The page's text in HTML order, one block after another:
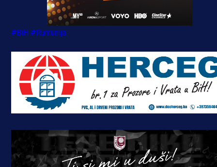
#BiH #Rumunija